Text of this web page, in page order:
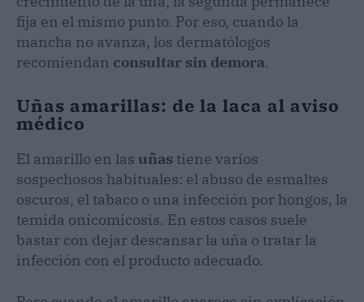
fija en el mismo punto. Por eso, cuando la
mancha no avanza, los dermatólogos
recomiendan consultar sin demora.
Uñas amarillas: de la laca al aviso
médico
El amarillo en las uñas tiene varios
sospechosos habituales: el abuso de esmaltes
oscuros, el tabaco o una infección por hongos, la
temida onicomicosis. En estos casos suele
bastar con dejar descansar la uña o tratar la
infección con el producto adecuado.